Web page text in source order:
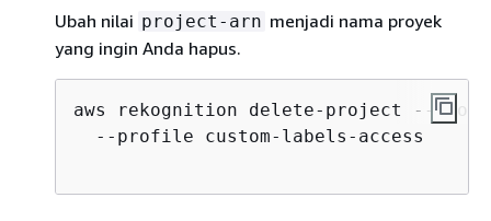
Ubah nilai project-arn menjadi nama proyek
yang ingin Anda hapus.
aws rekognition delete-project --
  --profile custom-labels-access